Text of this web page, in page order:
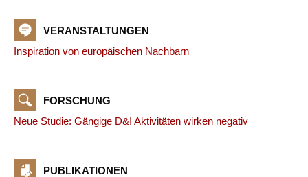
VERANSTALTUNGEN
Inspiration von europäischen Nachbarn
FORSCHUNG
Neue Studie: Gängige D&I Aktivitäten wirken negativ
PUBLIKATIONEN